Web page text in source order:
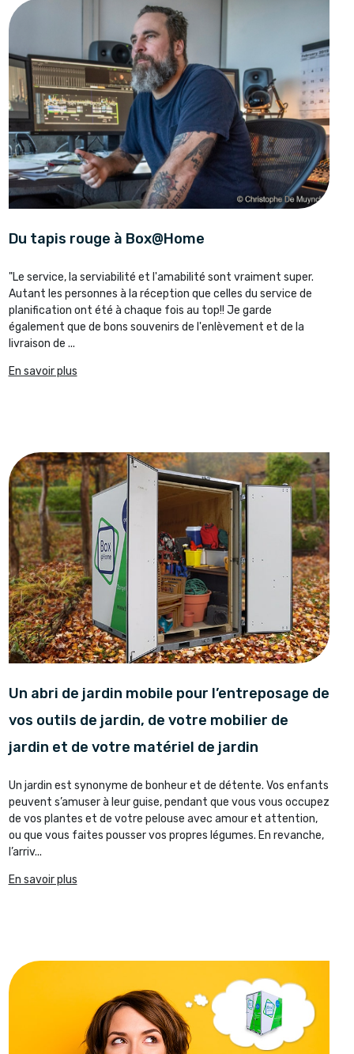
Du tapis rouge à Box@Home
"Le service, la serviabilité et l'amabilité sont vraiment super.
Autant les personnes à la réception que celles du service de
planification ont été à chaque fois au top!! Je garde
également que de bons souvenirs de l'enlèvement et de la
livraison de ...
En savoir plus
Un abri de jardin mobile pour l’entreposage de
vos outils de jardin, de votre mobilier de
jardin et de votre matériel de jardin
Un jardin est synonyme de bonheur et de détente. Vos enfants
peuvent s’amuser à leur guise, pendant que vous vous occupez
de vos plantes et de votre pelouse avec amour et attention,
ou que vous faites pousser vos propres légumes. En revanche,
l’arriv...
En savoir plus